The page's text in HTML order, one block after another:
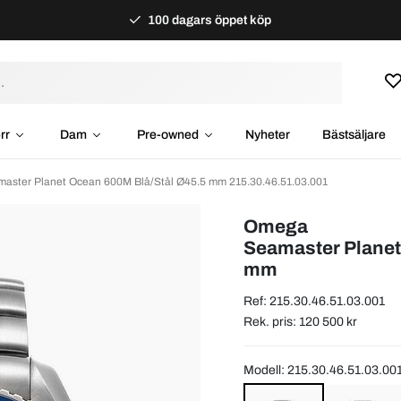
100 dagars öppet köp
Dam Pre-owned Nyheter Bästsäljare
Planet Ocean 600M Blå/Stål Ø45.5 mm 215.30.46.51.03.001
Omega
Seamaster
mm
Ref: 215.30.46.51.03.001
Rek. pris: 120 500 kr
Modell: